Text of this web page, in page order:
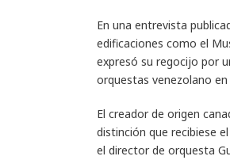
En una entrevista
edificaciones como el
expresó su regocijo por
orquestas venezolano
El creador de origen
distinción que recibiese
el director de orquesta